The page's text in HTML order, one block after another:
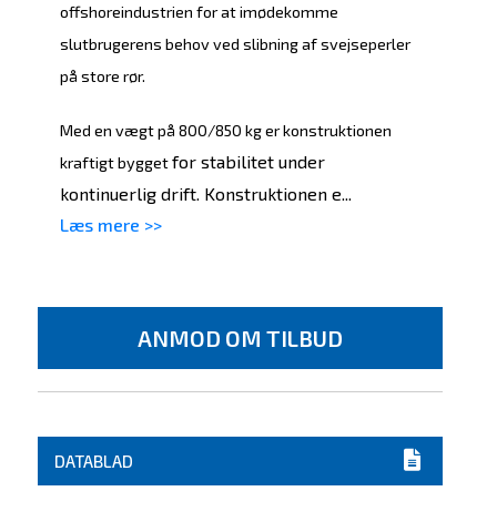
offshoreindustrien for at imødekomme
slutbrugerens behov ved slibning af svejseperler
på store rør.
Med en vægt på 800/850 kg er konstruktionen
kraftigt byggetfor stabilitet under
kontinuerlig drift. Konstruktionen e...
Læs mere >>
ANMOD OM TILBUD
DATABLAD